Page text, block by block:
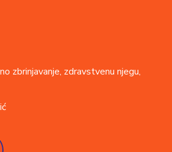
zbrinjavanje, zdravstvenu njegu,